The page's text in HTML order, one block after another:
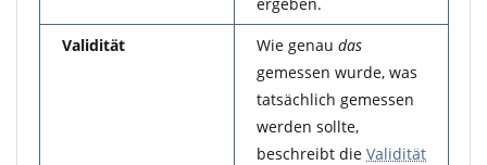
Validität
Wie genau das
gemessen wurde, was
tatsächlich gemessen
werden sollte,
beschreibt die Validität